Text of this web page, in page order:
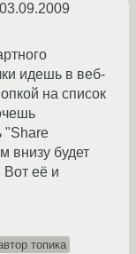
03.09.2009
идешь в веб-
на список
"Share
внизу будет
Вот её и
топика